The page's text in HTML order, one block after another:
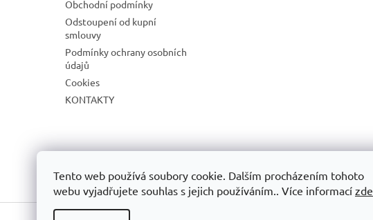
Tento web používá soubory cookie. Dalším procházením tohoto
webu vyjadřujete souhlas s jejich používáním.. Více informací zde
Obchodní podmínky
Odstoupení od kupní
smlouvy
Podmínky ochrany osobních
údajů
Cookies
KONTAKTY